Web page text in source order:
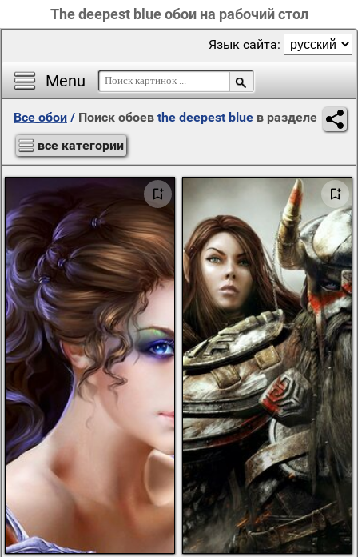
The deepest blue обои на рабочий стол
Menu
Язык сайта:
Все обои / Поиск обоев the deepest blue в разделе
все категории